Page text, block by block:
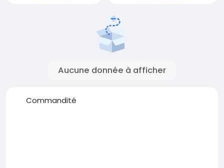
Aucune donnée à afficher
Commandité